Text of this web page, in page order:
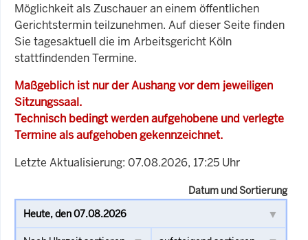
Möglichkeit als Zuschauer an einem öffentlichen
Gerichtstermin teilzunehmen. Auf dieser Seite finden
Sie tagesaktuell die im Arbeitsgericht Köln
stattfindenden Termine.
Maßgeblich ist nur der Aushang vor dem jeweiligen
Sitzungssaal.
Technisch bedingt werden aufgehobene und verlegte
Termine als aufgehoben gekennzeichnet.
Letzte Aktualisierung: 07.08.2026, 17:25 Uhr
Datum und Sortierung